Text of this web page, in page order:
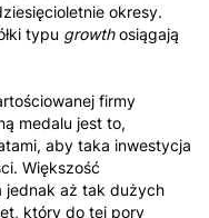
okresy.
typu growthosiągają
firmy
medalu jest to,
aby taka inwestycja
Większość
jednak aż tak dużych
który do tej pory